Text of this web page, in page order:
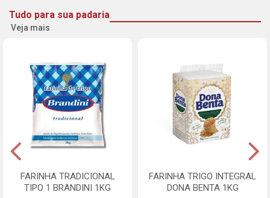
Tudo para sua padaria
Veja mais
FARINHA TRADICIONAL
TIPO 1 BRANDINI 1KG
FARINHA TRIGO INTEGRAL
DONA BENTA 1KG